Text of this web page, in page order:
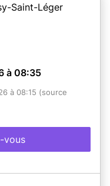
Saint-Léger
à 08:35
à 08:15 (source
vous